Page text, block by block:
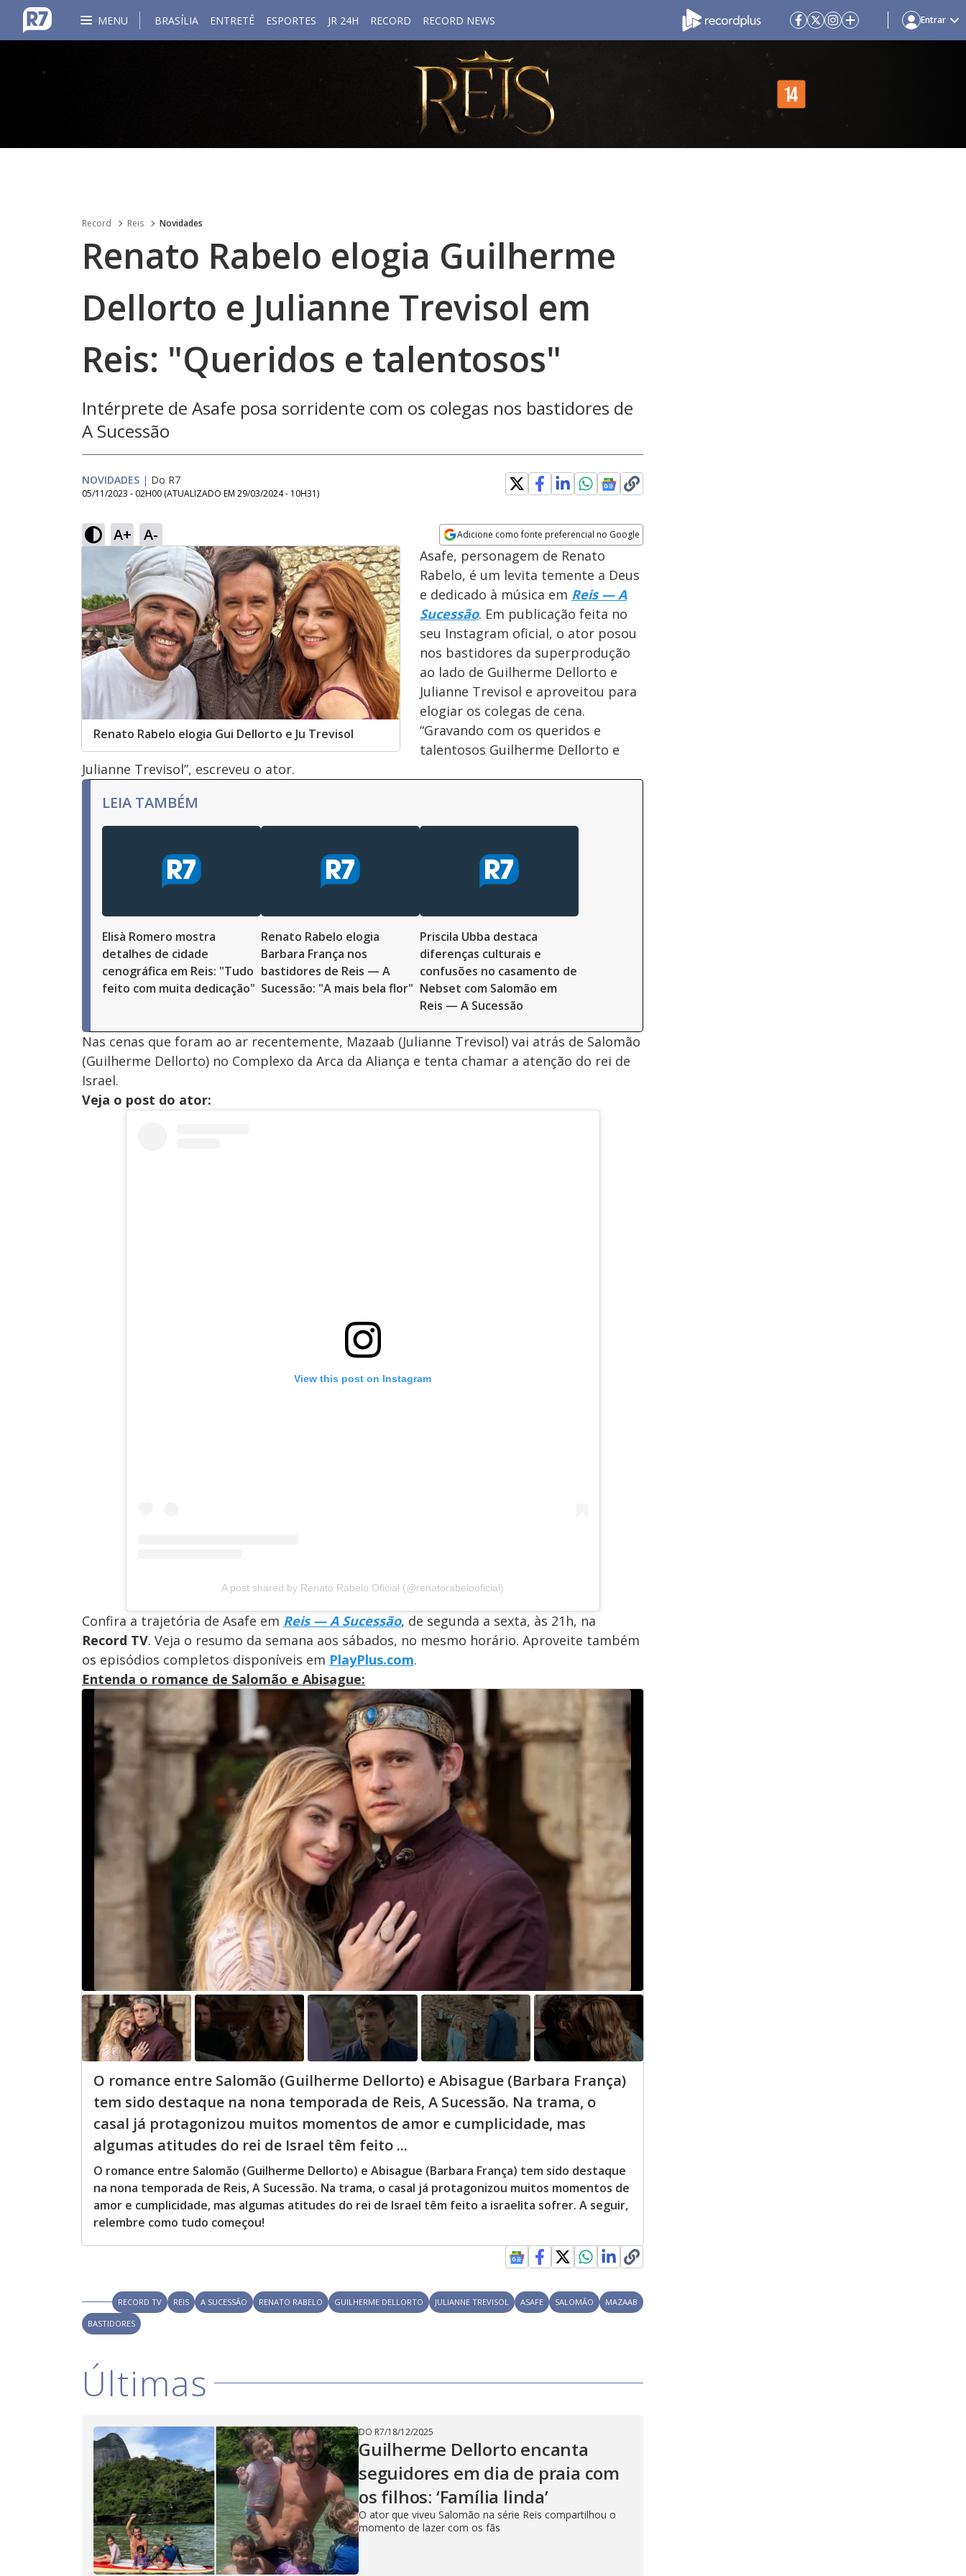
MENU BRASÍLIA ENTRETÊ ESPORTES JR 24H RECORD RECORD NEWS Entrar
Record Reis Novidades
Renato Rabelo elogia Guilherme
Dellorto e Julianne Trevisol em
Reis: "Queridos e talentosos"
Intérprete de Asafe posa sorridente com os colegas nos bastidores de
A Sucessão
NOVIDADES | Do R7
05/11/2023 - 02H00 (ATUALIZADO EM 29/03/2024 - 10H31)
A+ A- Adicione como fonte preferencial no Google
Opens in new window
Renato Rabelo elogia Gui Dellorto e Ju Trevisol
Asafe, personagem de Renato
Rabelo, é um levita temente a Deus
e dedicado à música em Reis — A
Sucessão. Em publicação feita no
seu Instagram oficial, o ator posou
nos bastidores da superprodução
ao lado de Guilherme Dellorto e
Julianne Trevisol e aproveitou para
elogiar os colegas de cena.
“Gravando com os queridos e
talentosos Guilherme Dellorto e
Julianne Trevisol”, escreveu o ator.
LEIA TAMBÉM
Elisà Romero mostra
detalhes de cidade
cenográfica em Reis: "Tudo
feito com muita dedicação"
Renato Rabelo elogia
Barbara França nos
bastidores de Reis — A
Sucessão: "A mais bela flor"
Priscila Ubba destaca
diferenças culturais e
confusões no casamento de
Nebset com Salomão em
Reis — A Sucessão
Nas cenas que foram ao ar recentemente, Mazaab (Julianne Trevisol) vai atrás de Salomão
(Guilherme Dellorto) no Complexo da Arca da Aliança e tenta chamar a atenção do rei de
Israel.
Veja o post do ator:
View this post on Instagram
A post shared by Renato Rabelo Oficial (@renatorabelooficial)
Confira a trajetória de Asafe em Reis — A Sucessão, de segunda a sexta, às 21h, na
Record TV. Veja o resumo da semana aos sábados, no mesmo horário. Aproveite também
os episódios completos disponíveis em PlayPlus.com.
Entenda o romance de Salomão e Abisague:
O romance entre Salomão (Guilherme Dellorto) e Abisague (Barbara França)
tem sido destaque na nona temporada de Reis, A Sucessão. Na trama, o
casal já protagonizou muitos momentos de amor e cumplicidade, mas
algumas atitudes do rei de Israel têm feito ...
O romance entre Salomão (Guilherme Dellorto) e Abisague (Barbara França) tem sido destaque
na nona temporada de Reis, A Sucessão. Na trama, o casal já protagonizou muitos momentos de
amor e cumplicidade, mas algumas atitudes do rei de Israel têm feito a israelita sofrer. A seguir,
relembre como tudo começou!
RECORD TV REIS A SUCESSÃO RENATO RABELO GUILHERME DELLORTO JULIANNE TREVISOL ASAFE SALOMÃO
MAZAAB
BASTIDORES
Últimas
DO R7/18/12/2025
Guilherme Dellorto encanta
seguidores em dia de praia com
os filhos: ‘Família linda’
O ator que viveu Salomão na série Reis compartilhou o
momento de lazer com os fãs